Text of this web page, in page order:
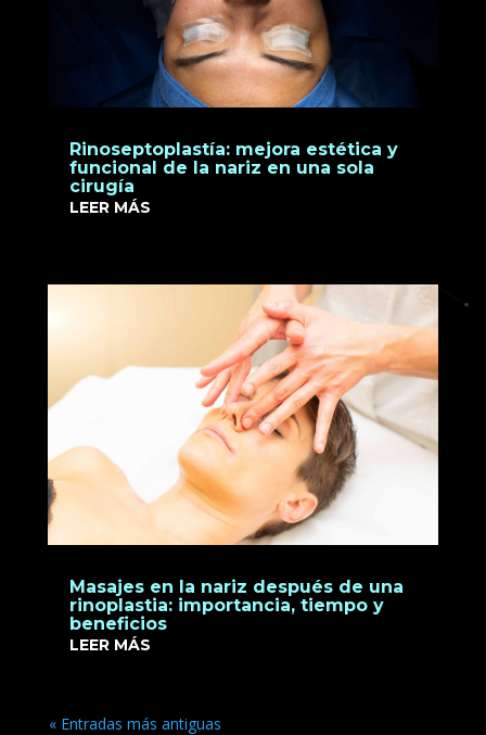
Rinoseptoplastía: mejora estética y
funcional de la nariz en una sola
cirugía
LEER MÁS
Masajes en la nariz después de una
rinoplastia: importancia, tiempo y
beneficios
LEER MÁS
« Entradas más antiguas